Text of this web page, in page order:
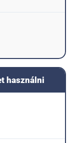
használni